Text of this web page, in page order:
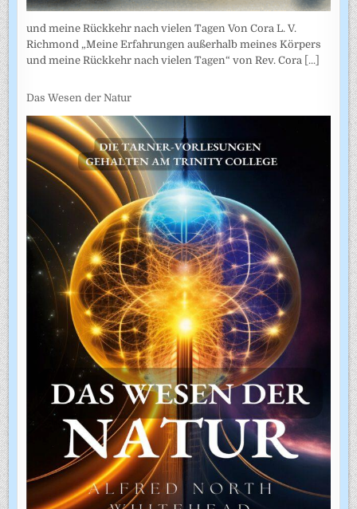
und meine Rückkehr nach vielen Tagen Von Cora L. V.
Richmond „Meine Erfahrungen außerhalb meines Körpers
und meine Rückkehr nach vielen Tagen“ von Rev. Cora [...]
Das Wesen der Natur